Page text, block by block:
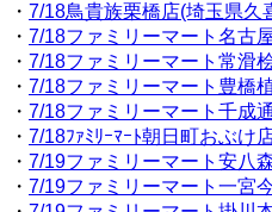
・ 7/18鳥貴族栗橋店(埼玉県久
・ 7/18ファミリーマート名古
・ 7/18ファミリーマート常滑
・ 7/18ファミリーマート豊橋
・ 7/18ファミリーマート千成
・ 7/18ﾌｧﾐﾘｰﾏｰﾄ朝日町おぶけ
・ 7/19ファミリーマート安八
・ 7/19ファミリーマート一宮